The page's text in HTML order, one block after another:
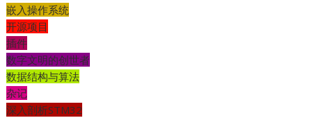
嵌入操作系统
开源项目
插件
数字文明的创世者
数据结构与算法
杂记
深入剖析STM32